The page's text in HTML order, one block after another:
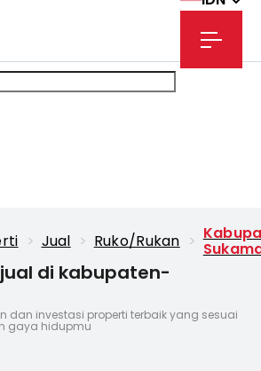
> Jual > Ruko/rukan >
di kabupaten-
dan investasi properti terbaik yang sesuai
gaya hidupmu